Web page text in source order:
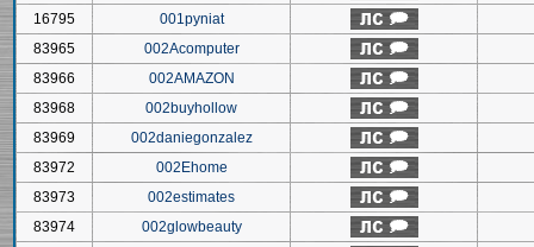
16795
001pyniat
83965
002Acomputer
83966
002AMAZON
83968
002buyhollow
83969
002daniegonzalez
83972
002Ehome
83973
002estimates
83974
002glowbeauty